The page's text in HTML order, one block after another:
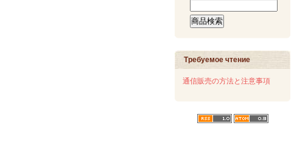
Требуемое чтение
通信販売の方法と注意事項